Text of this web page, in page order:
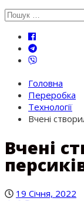
Шукати:
Головна
Переробка
Технології
Вчені
Вчені
19 Січня, 2022